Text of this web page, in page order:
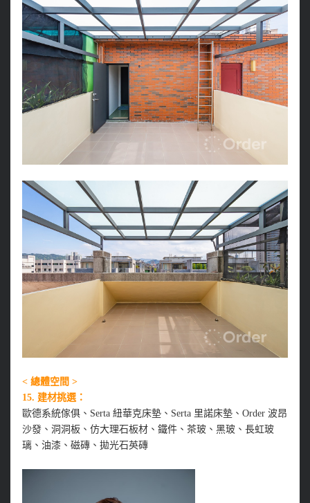
< 總體空間 >
15. 建材挑選：
歐德系統傢俱、Serta 紐華克床墊、Serta 里諾床墊、Order 波昂
沙發、洞洞板、仿大理石板材、鐵件、茶玻、黑玻、長虹玻
璃、油漆、磁磚、拋光石英磚